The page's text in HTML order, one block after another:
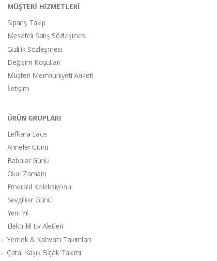
MÜŞTERİ HİZMETLERİ
Sipariş Takip
Mesafeli Satış Sözleşmesi
Gizlilik Sözleşmesi
Değişim Koşulları
Müşteri Memnuniyeti Anketi
İletişim
ÜRÜN GRUPLARI
Lefkara Lace
Anneler Günü
Babalar Günü
Okul Zamanı
Emerald Koleksiyonu
Sevgililer Günü
Yeni Yıl
Elektrikli Ev Aletleri
Yemek & Kahvaltı Takımları
Çatal Kaşık Bıçak Takımı